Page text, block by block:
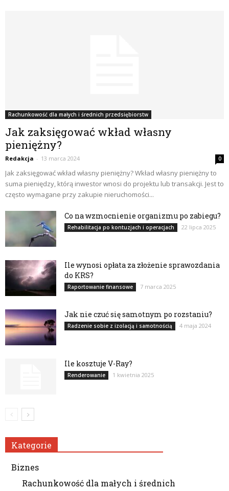
Rachunkowość dla małych i średnich przedsiębiorstw
Jak zaksięgować wkład własny
pieniężny?
Redakcja - 13 marca 2024 0
Jak zaksięgować wkład własny pieniężny? Wkład własny pieniężny to
suma pieniędzy, którą inwestor wnosi do projektu lub transakcji. Jest to
często wymagane przy zakupie nieruchomości...
Co na wzmocnienie organizmu po zabiegu?
Rehabilitacja po kontuzjach i operacjach 22 lipca 2025
Ile wynosi opłata za złożenie sprawozdania
do KRS?
Raportowanie finansowe 7 marca 2025
Jak nie czuć się samotnym po rozstaniu?
Radzenie sobie z izolacją i samotnością 4 maja 2024
Ile kosztuje V-Ray?
Renderowanie 1 kwietnia 2025
Kategorie
Biznes
Rachunkowość dla małych i średnich